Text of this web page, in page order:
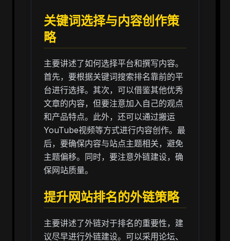
关键词选择与内容创作策
略
主要讲述了如何选择平台和撰写内容。
首先，要根据关键词搜索排名靠前的平
台进行选择。其次，可以借鉴其他优秀
文章的内容，但要注意加入自己的观点
和产品特点。此外，还可以通过搬运
YouTube视频等方式进行内容创作。最
后，要确保内容与站点主题相关，避免
主题偏移。同时，要注意外链建设，确
保网站质量。
提升网站排名的外链策略
主要讲述了外链对于排名的重要性，建
议尽早进行外链建设。可以采用论坛、